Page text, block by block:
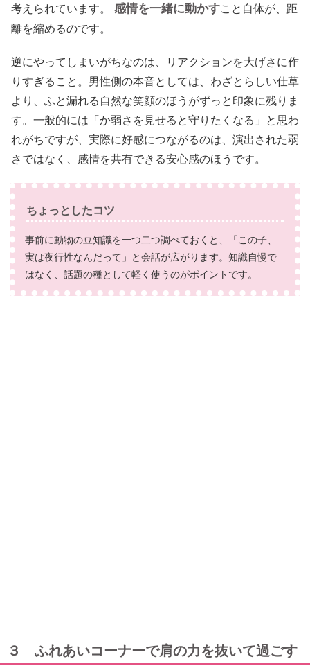
考えられています。
感情を一緒に動かすこと自体が、距
離を縮めるのです。
逆にやってしまいがちなのは、リアクションを大げさに作
りすぎること。男性側の本音としては、わざとらしい仕草
より、ふと漏れる自然な笑顔のほうがずっと印象に残りま
す。一般的には「か弱さを見せると守りたくなる」と思わ
れがちですが、実際に好感につながるのは、演出された弱
さではなく、感情を共有できる安心感のほうです。
ちょっとしたコツ
事前に動物の豆知識を一つ二つ調べておくと、「この子、
実は夜行性なんだって」と会話が広がります。知識自慢で
はなく、話題の種として軽く使うのがポイントです。
３ ふれあいコーナーで肩の力を抜いて過ごす